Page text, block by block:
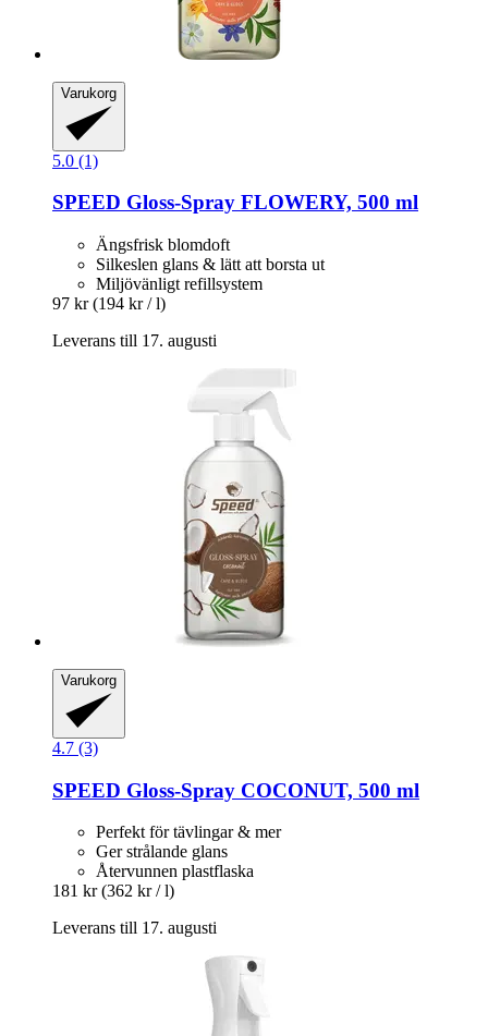
Varukorg
5.0 (1)
SPEED Gloss-​Spray FLOWERY, 500 ml
Ängsfrisk blomdoft
Silkeslen glans & lätt att borsta ut
Miljövänligt refillsystem
97 kr (194 kr / l)
Leverans till 17. augusti
Varukorg
4.7 (3)
SPEED Gloss-​Spray COCONUT, 500 ml
Perfekt för tävlingar & mer
Ger strålande glans
Återvunnen plastflaska
181 kr (362 kr / l)
Leverans till 17. augusti